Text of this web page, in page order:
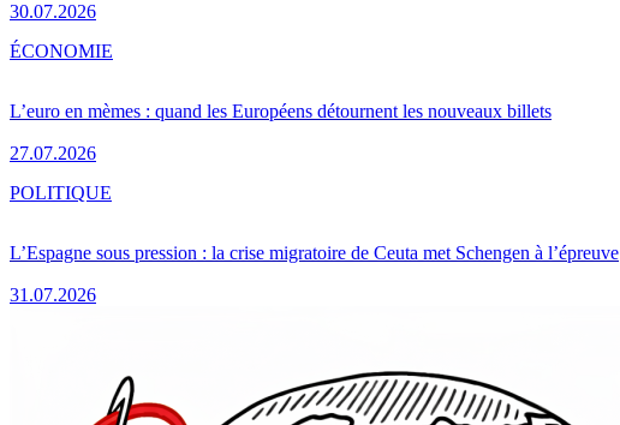
30.07.2026
L’euro en mèmes : quand les Européens détournent les nouveaux billets
27.07.2026
ÉCONOMIE
L’Espagne sous pression : la crise migratoire de Ceuta met Schengen à l’épreuve
31.07.2026
POLITIQUE